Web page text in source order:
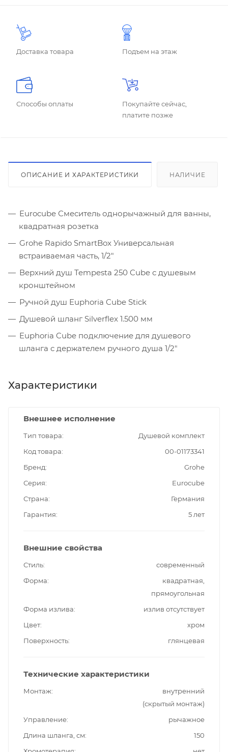
Доставка товара Подъем на этаж
Способы оплаты
Покупайте сейчас,
платите позже
ОПИСАНИЕ И ХАРАКТЕРИСТИКИ НАЛИЧИЕ
Eurocube Смеситель однорычажный для ванны,
квадратная розетка
Grohe Rapido SmartBox Универсальная
встраиваемая часть, 1/2"
Верхний душ Tempesta 250 Cube с душевым
кронштейном
Ручной душ Euphoria Cube Stick
Душевой шланг Silverflex 1.500 мм
Euphoria Cube подключение для душевого
шланга с держателем ручного душа 1/2"
Характеристики
Внешнее исполнение
Тип товара
Душевой комплект
Код товара
00-01173341
Бренд
Grohe
Серия
Eurocube
Страна
Германия
Гарантия
5 лет
Внешние свойства
Стиль
современный
Форма
квадратная,
прямоугольная
Форма излива
излив отсутствует
Цвет
хром
Поверхность
глянцевая
Технические характеристики
Монтаж
внутренний
(скрытый монтаж)
Управление
рычажное
Длина шланга, см
150